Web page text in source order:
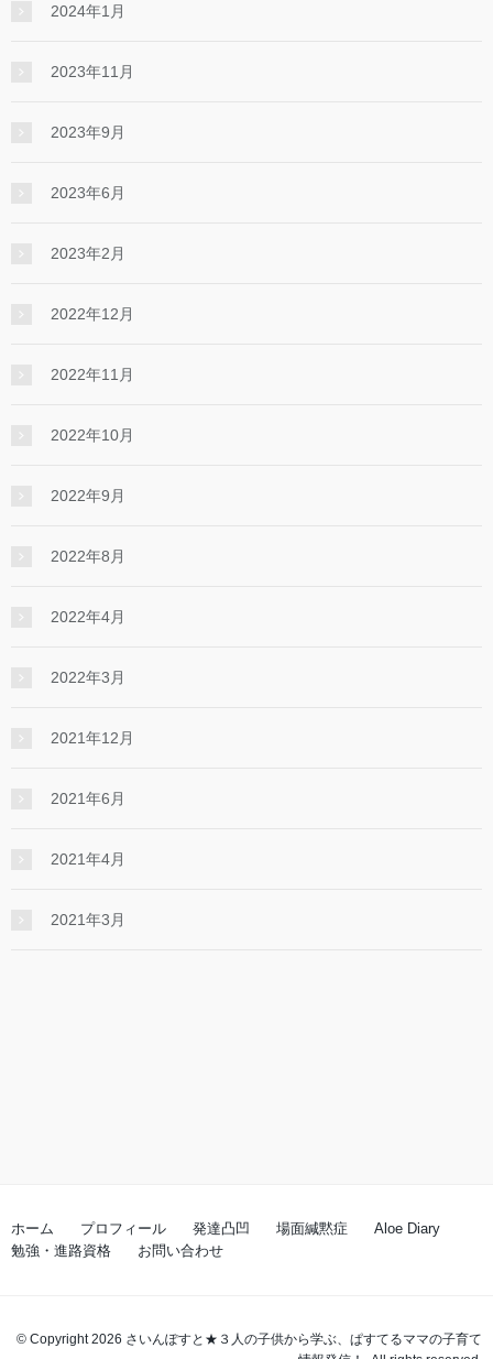
2024年1月
2023年11月
2023年9月
2023年6月
2023年2月
2022年12月
2022年11月
2022年10月
2022年9月
2022年8月
2022年4月
2022年3月
2021年12月
2021年6月
2021年4月
2021年3月
ホーム プロフィール 発達凸凹 場面緘黙症
Aloe Diary
勉強・進路資格
お問い合わせ
© Copyright 2026 さいんぽすと★３人の子供から学ぶ、ぱすてるママの子育て